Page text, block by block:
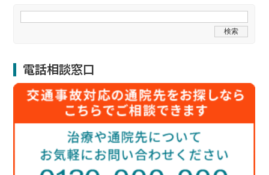
電話相談窓口